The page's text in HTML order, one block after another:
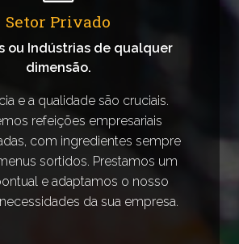
Setor Privado
ou Indústrias de qualquer
dimensão.
e a qualidade são cruciais.
refeições empresariais
com ingredientes sempre
sortidos. Prestamos um
e adaptamos o nosso
da sua empresa.